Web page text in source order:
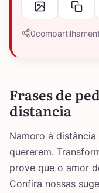
0
Frases de
distancia
Namoro à
quererem.
prove que o amor
Confira nossas